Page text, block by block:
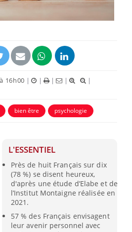
16h00 | | | |
|
bien être psychologie
L'ESSENTIEL
Près de huit Français sur dix
(78 %) se disent heureux,
d'après une étude d’Elabe et de
l’Institut Montaigne réalisée en
2021.
57 % des Français envisagent
leur avenir personnel avec